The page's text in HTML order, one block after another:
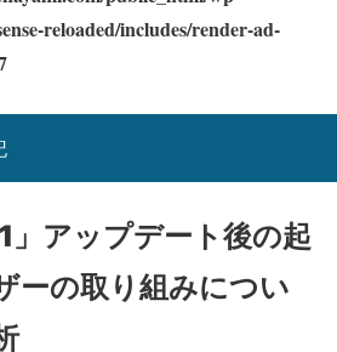
reloaded/includes/render-ad-
」アップデート後の起
ーの取り組みについ